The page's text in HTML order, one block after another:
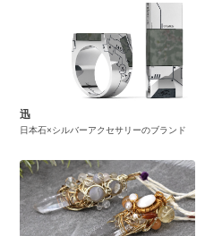
迅
日本石×シルバーアクセサリーのブランド